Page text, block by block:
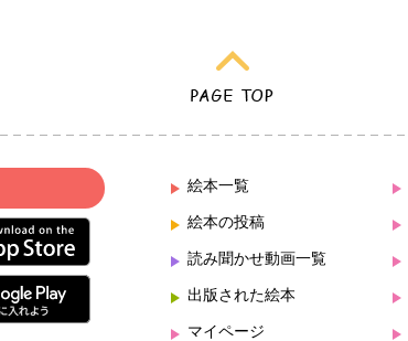
絵本一覧
絵本の投稿
読み聞かせ動画一覧
出版された絵本
マイページ